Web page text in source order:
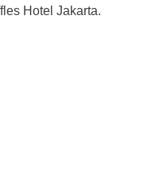
Hotel Jakarta.